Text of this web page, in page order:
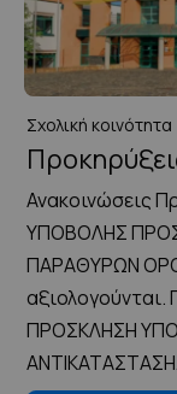
Σχολική κοινότητα
Ανακοινώσεις
ΥΠΟΒΟΛΗΣ
ΠΑΡΑΘΥΡΩΝ
αξιολογούνται.
ΠΡΟΣΚΛΗΣΗ